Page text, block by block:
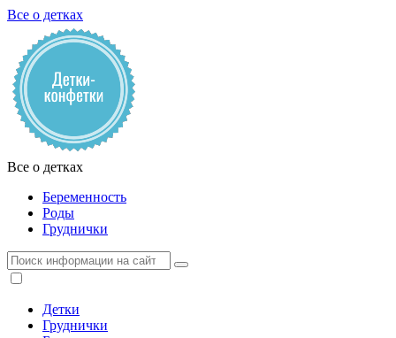
Все о детках
Все о детках
Беременность
Роды
Груднички
Детки
Груднички